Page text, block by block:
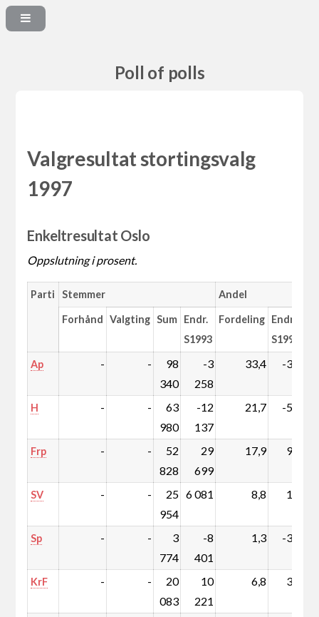
Poll of polls
Valgresultat stortingsvalg
1997
Enkeltresultat Oslo
Oppslutning i prosent.
Parti Stemmer Andel
Forhånd Valgting Sum Endr.
S1993
Fordeling Endr.
S1993
Ap - -
98
340
-3
258
33,4 -3,5
H - -
63
980
-12
137
21,7 -5,9
Frp - -
52
828
29
699
17,9 9,5
SV - -
25
954
6 081 8,8 1,6
Sp - -
3
774
-8
401
1,3 -3,1
KrF - -
20
083
10
221
6,8 3,2